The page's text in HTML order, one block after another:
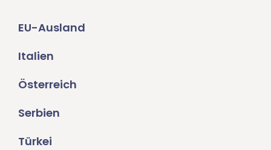
EU-Ausland
Italien
Österreich
Serbien
Türkei